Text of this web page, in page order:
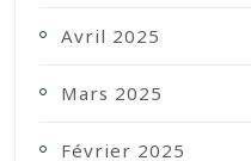
Avril 2025
Mars 2025
Février 2025